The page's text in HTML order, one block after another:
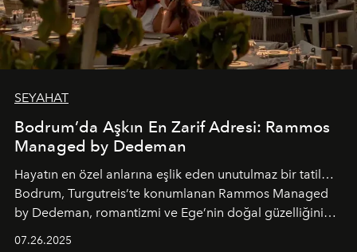
SEYAHAT
Bodrum’da Aşkın En Zarif Adresi: Rammos
Managed by Dedeman
Hayatın en özel anlarına eşlik eden unutulmaz bir tatil…
Bodrum, Turgutreis’te konumlanan Rammos Managed
by Dedeman, romantizmi ve Ege’nin doğal güzelliğini
07.26.2025